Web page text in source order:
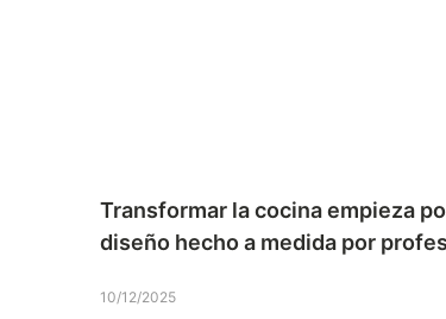
Transformar la cocina empieza
diseño hecho a medida por
10/12/2025